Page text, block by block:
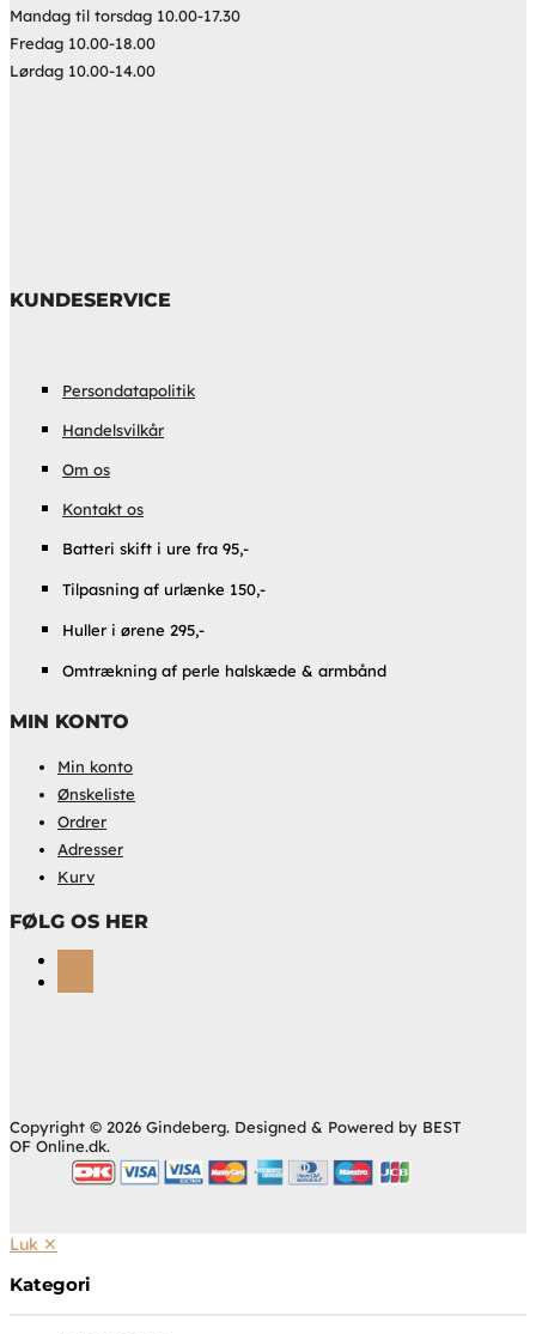
Mandag til torsdag 10.00-17.30
Fredag 10.00-18.00
Lørdag 10.00-14.00
KUNDESERVICE
Persondatapolitik
Handelsvilkår
Om os
Kontakt os
Batteri skift i ure fra 95,-
Tilpasning af urlænke 150,-
Huller i ørene 295,-
Omtrækning af perle halskæde & armbånd
MIN KONTO
Min konto
Ønskeliste
Ordrer
Adresser
Kurv
FØLG OS HER
Copyright © 2026 Gindeberg. Designed & Powered by BEST
OF Online.dk.
Luk ✕
Kategori